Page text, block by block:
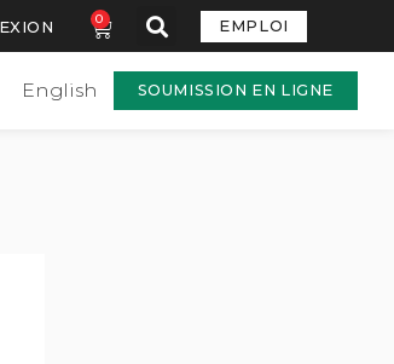
0 EMPLOI
English SOUMISSION EN LIGNE